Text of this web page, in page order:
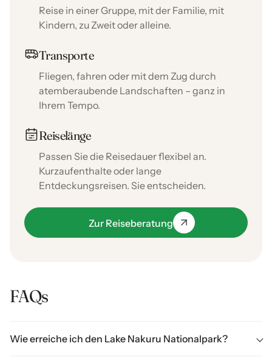
Reise in einer Gruppe, mit der Familie, mit
Kindern, zu Zweit oder alleine.
Transporte
Fliegen, fahren oder mit dem Zug durch
atemberaubende Landschaften – ganz in
Ihrem Tempo.
Reiselänge
Passen Sie die Reisedauer flexibel an.
Kurzaufenthalte oder lange
Entdeckungsreisen. Sie entscheiden.
Zur Reiseberatung
FAQs
Wie erreiche ich den Lake Nakuru Nationalpark?